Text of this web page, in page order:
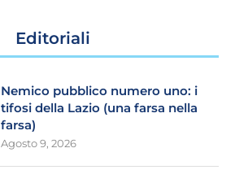
Editoriali
Nemico pubblico numero uno: i
tifosi della Lazio (una farsa nella
farsa)
Agosto 9, 2026